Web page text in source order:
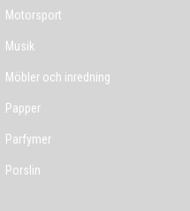
Motorsport
Musik
Möbler och inredning
Papper
Parfymer
Porslin